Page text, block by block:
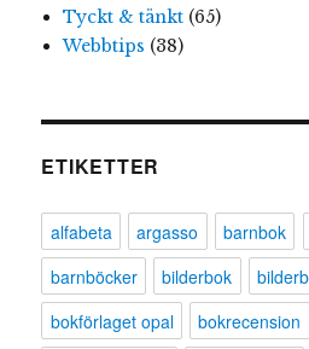
Tyckt & tänkt(65)
Webbtips (38)
ETIKETTER
alfabeta argasso barnbok
barnböcker
bilderbok
bokförlaget opal
bokrecension